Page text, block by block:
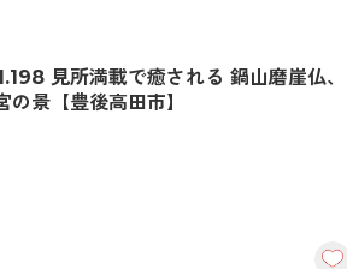
見所満載で癒される 鍋山磨崖仏、
景【豊後高田市】